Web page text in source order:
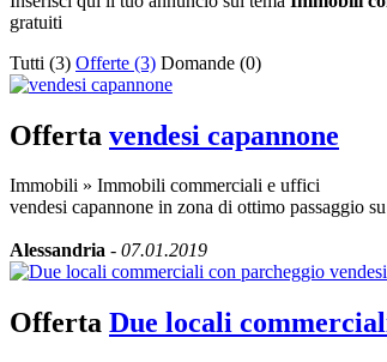
gratuiti
Tutti (3) Offerte (3) Domande (0)
Offerta vendesi capannone
Immobili » Immobili commerciali e uffici
vendesi capannone in zona di ottimo passaggio
Alessandria - 07.01.2019
Offerta Due locali